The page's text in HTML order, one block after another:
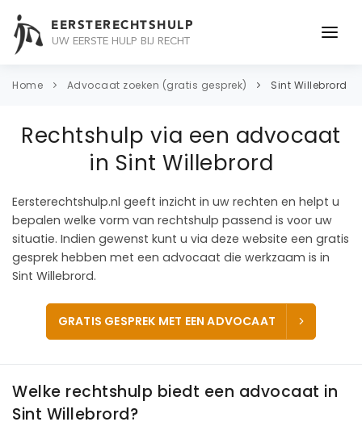
EERSTERECHTSHULP
UW EERSTE HULP BIJ RECHT
ONDERWERPEN
ADVOCAAT
CONTACT
Home Advocaat zoeken (gratis gesprek) Sint Willebrord
Rechtshulp via een advocaat
in Sint Willebrord
Eersterechtshulp.nl geeft inzicht in uw rechten en helpt u
bepalen welke vorm van rechtshulp passend is voor uw
situatie. Indien gewenst kunt u via deze website een gratis
gesprek hebben met een advocaat die werkzaam is in
Sint Willebrord.
GRATIS GESPREK MET EEN ADVOCAAT
Welke rechtshulp biedt een advocaat in
Sint Willebrord?